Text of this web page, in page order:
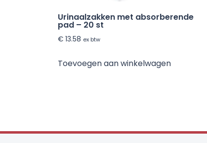
Urinaalzakken met absorberende
pad – 20 st
€ 13.58 ex btw
Toevoegen aan winkelwagen